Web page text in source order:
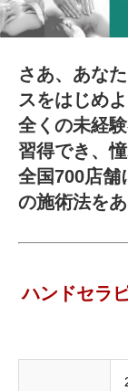
さあ、あな
スをはじめよ
全くの未経
習得でき、
全国700店舗
の施術法を
ハンドセラ